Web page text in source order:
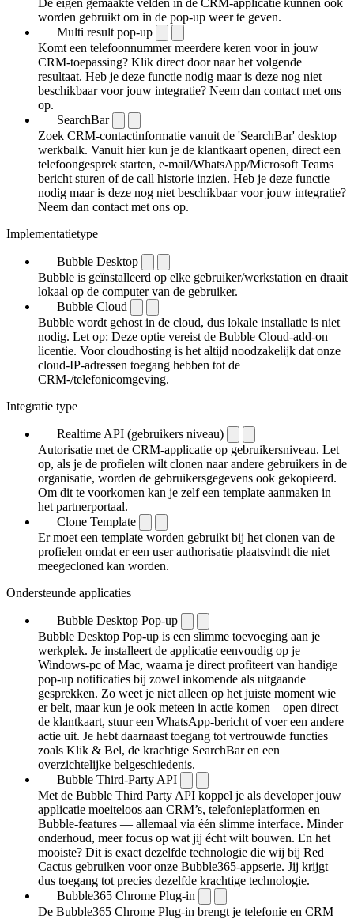
worden gebruikt om in de pop-up weer te geven.
Multi result pop-up
Komt een telefoonnummer meerdere keren voor in jouw
CRM-toepassing? Klik direct door naar het volgende
resultaat. Heb je deze functie nodig maar is deze nog niet
beschikbaar voor jouw integratie? Neem dan contact met ons
op.
SearchBar
Zoek CRM-contactinformatie vanuit de 'SearchBar' desktop
werkbalk. Vanuit hier kun je de klantkaart openen, direct een
telefoongesprek starten, e-mail/WhatsApp/Microsoft Teams
bericht sturen of de call historie inzien. Heb je deze functie
nodig maar is deze nog niet beschikbaar voor jouw integratie?
Neem dan contact met ons op.
Implementatietype
Bubble Desktop
Bubble is geïnstalleerd op elke gebruiker/werkstation en draait
lokaal op de computer van de gebruiker.
Bubble Cloud
Bubble wordt gehost in de cloud, dus lokale installatie is niet
nodig. Let op: Deze optie vereist de Bubble Cloud-add-on
licentie. Voor cloudhosting is het altijd noodzakelijk dat onze
cloud-IP-adressen toegang hebben tot de
CRM-/telefonieomgeving.
Integratie type
Realtime API (gebruikers niveau)
Autorisatie met de CRM-applicatie op gebruikersniveau. Let
op, als je de profielen wilt clonen naar andere gebruikers in de
organisatie, worden de gebruikersgegevens ook gekopieerd.
Om dit te voorkomen kan je zelf een template aanmaken in
het partnerportaal.
Clone Template
Er moet een template worden gebruikt bij het clonen van de
profielen omdat er een user authorisatie plaatsvindt die niet
meegecloned kan worden.
Ondersteunde applicaties
Bubble Desktop Pop-up
Bubble Desktop Pop-up is een slimme toevoeging aan je
werkplek. Je installeert de applicatie eenvoudig op je
Windows-pc of Mac, waarna je direct profiteert van handige
pop-up notificaties bij zowel inkomende als uitgaande
gesprekken. Zo weet je niet alleen op het juiste moment wie
er belt, maar kun je ook meteen in actie komen – open direct
de klantkaart, stuur een WhatsApp-bericht of voer een andere
actie uit. Je hebt daarnaast toegang tot vertrouwde functies
zoals Klik & Bel, de krachtige SearchBar en een
overzichtelijke belgeschiedenis.
Bubble Third-Party API
Met de Bubble Third Party API koppel je als developer jouw
applicatie moeiteloos aan CRM’s, telefonieplatformen en
Bubble-features — allemaal via één slimme interface. Minder
onderhoud, meer focus op wat jij écht wilt bouwen. En het
mooiste? Dit is exact dezelfde technologie die wij bij Red
Cactus gebruiken voor onze Bubble365-appserie. Jij krijgt
dus toegang tot precies dezelfde krachtige technologie.
Bubble365 Chrome Plug-in
De Bubble365 Chrome Plug-in brengt je telefonie en CRM